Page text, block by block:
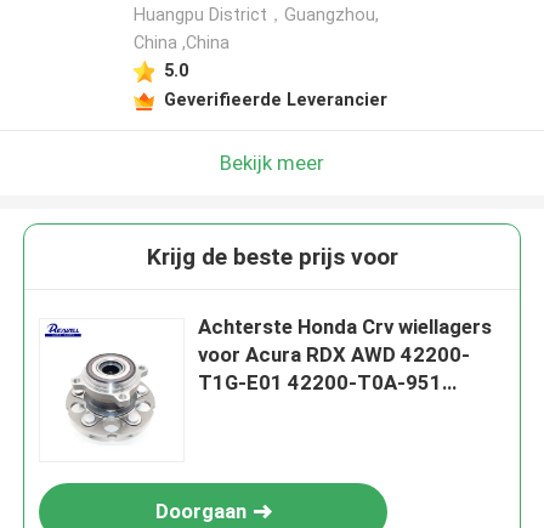
Huangpu District，Guangzhou,
China ,China
5.0
Geverifieerde Leverancier
Bekijk meer
Krijg de beste prijs voor
Achterste Honda Crv wiellagers
voor Acura RDX AWD 42200-
T1G-E01 42200-T0A-951
Doorgaan